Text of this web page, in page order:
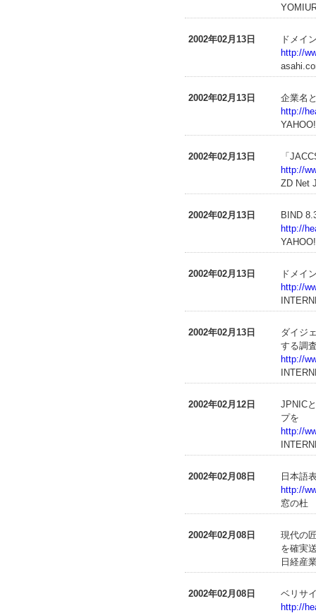
2002年02月13日
ドメイ
http://
2002年02月13日
企業名
http://
2002年02月13日
「
http://
ZD Net
2002年02月13日
BIND
http://
2002年02月13日
ドメイ
http://
2002年02月13日
ダイジ
する調
http://
2002年02月12日
JPNIC
プを
http://
2002年02月08日
日本語
http://
窓の杜
2002年02月08日
現代の
を確実
日経産
2002年02月08日
ベリサ
http://